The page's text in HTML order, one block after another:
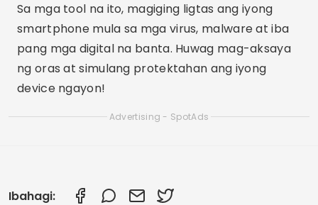
Sa mga tool na ito, magiging ligtas ang iyong
smartphone mula sa mga virus, malware at iba
pang mga digital na banta. Huwag mag-aksaya
ng oras at simulang protektahan ang iyong
device ngayon!
Advertising - SpotAds
Ibahagi: